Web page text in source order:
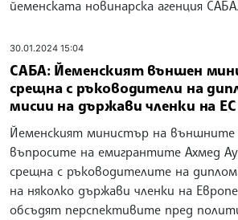
йеменската новинарска агенция САБА.
30.01.2024 15:04
САБА: Йеменският външен
срещна с ръководители на
мисии на държави членки на ЕС
Йеменският министър на
въпросите на емигрантите Ахмед
срещна с ръководителите на
на няколко държави членки на
обсъдят перспективите пред